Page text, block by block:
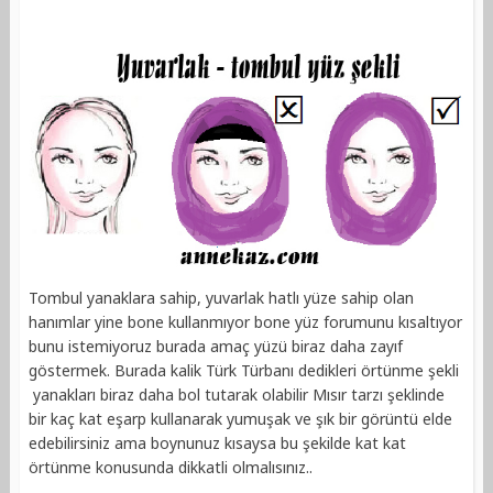
Tombul yanaklara sahip, yuvarlak hatlı yüze sahip olan
hanımlar yine bone kullanmıyor bone yüz forumunu kısaltıyor
bunu istemiyoruz burada amaç yüzü biraz daha zayıf
göstermek. Burada kalik Türk Türbanı dedikleri örtünme şekli
yanakları biraz daha bol tutarak olabilir Mısır tarzı şeklinde
bir kaç kat eşarp kullanarak yumuşak ve şık bir görüntü elde
edebilirsiniz ama boynunuz kısaysa bu şekilde kat kat
örtünme konusunda dikkatli olmalısınız..